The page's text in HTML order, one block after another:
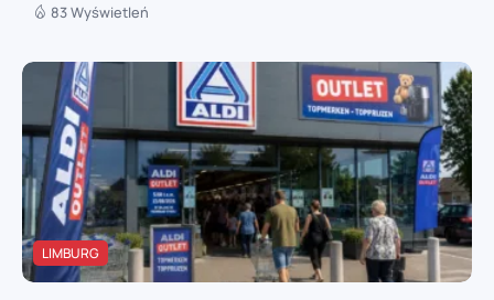
83 Wyświetleń
LIMBURG